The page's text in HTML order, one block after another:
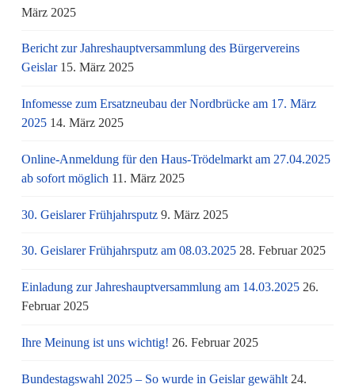
März 2025
Bericht zur Jahreshauptversammlung des Bürgervereins
Geislar 15. März 2025
Infomesse zum Ersatzneubau der Nordbrücke am 17. März
2025 14. März 2025
Online-Anmeldung für den Haus-Trödelmarkt am 27.04.2025
ab sofort möglich 11. März 2025
30. Geislarer Frühjahrsputz 9. März 2025
30. Geislarer Frühjahrsputz am 08.03.2025 28. Februar 2025
Einladung zur Jahreshauptversammlung am 14.03.2025 26.
Februar 2025
Ihre Meinung ist uns wichtig! 26. Februar 2025
Bundestagswahl 2025 – So wurde in Geislar gewählt 24.